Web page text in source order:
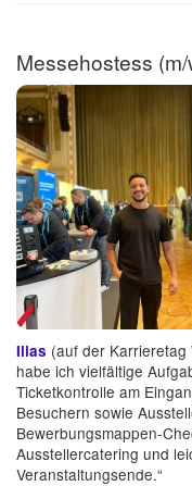
Ilias (auf der Karrieretag
habe ich vielfältige
Ticketkontrolle am
Besuchern sowie
Bewerbungsmappen-
Ausstellercatering und
Veranstaltungsende.“